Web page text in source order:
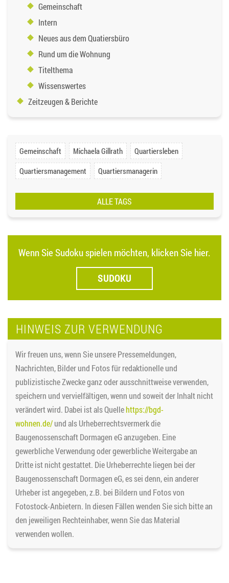
Gemeinschaft
Intern
Neues aus dem Quatiersbüro
Rund um die Wohnung
Titelthema
Wissenswertes
Zeitzeugen & Berichte
Gemeinschaft Michaela Gillrath
Quartiersleben
Quartiersmanagement
Quartiersmanagerin
ALLE TAGS
Wenn Sie Sudoku spielen möchten, klicken Sie hier.
SUDOKU
HINWEIS ZUR VERWENDUNG
Wir freuen uns, wenn Sie unsere Pressemeldungen,
Nachrichten, Bilder und Fotos für redaktionelle und
publizistische Zwecke ganz oder ausschnittweise verwenden,
speichern und vervielfältigen, wenn und soweit der Inhalt nicht
verändert wird. Dabei ist als Quellehttps://bgd-
wohnen.de/und als Urheberrechtsvermerk die
Baugenossenschaft Dormagen eG anzugeben. Eine
gewerbliche Verwendung oder gewerbliche Weitergabe an
Dritte ist nicht gestattet. Die Urheberrechte liegen bei der
Baugenossenschaft Dormagen eG, es sei denn, ein anderer
Urheber ist angegeben, z.B. bei Bildern und Fotos von
Fotostock-Anbietern. In diesen Fällen wenden Sie sich bitte an
den jeweiligen Rechteinhaber, wenn Sie das Material
verwenden wollen.